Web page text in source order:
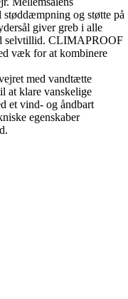
og støtte på
giver greb i alle
selvtillid. CLIMAPROOF
væk for at kombinere
med vandtætte
at klare vanskelige
et vind- og åndbart
egenskaber